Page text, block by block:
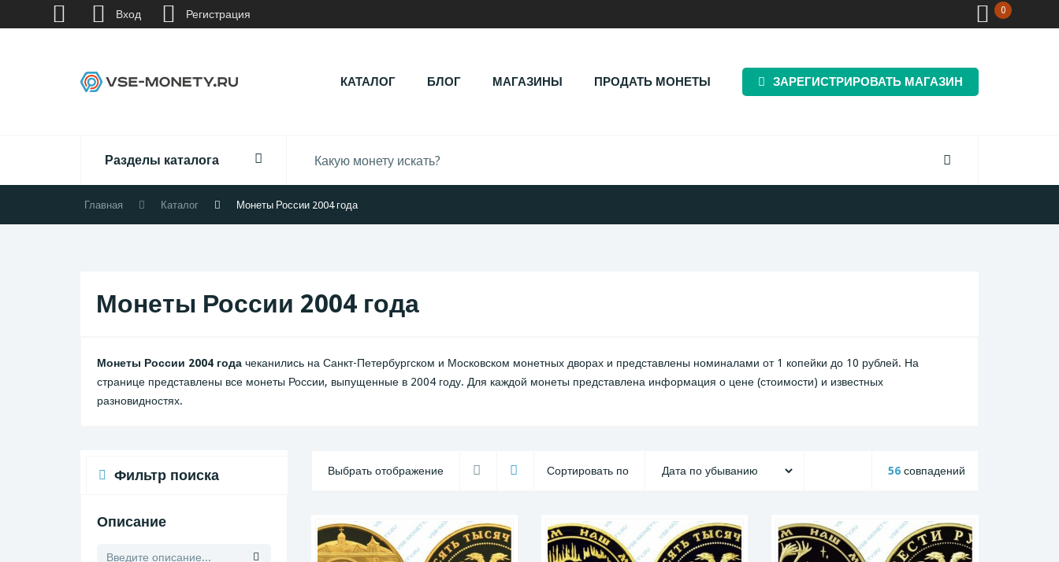
КАТАЛОГ БЛОГ МАГАЗИНЫ ПРОДАТЬ МОНЕТЫ ЗАРЕГИСТРИРОВАТЬ МАГАЗИН
Разделы каталога
Главная Каталог Монеты России 2004 года
Монеты России 2004 года
Монеты России 2004 года чеканились на Санкт-Петербургском и Московском монетных дворах и представлены номиналами от 1 копейки до 10 рублей. На
странице представлены все монеты России, выпущенные в 2004 году. Для каждой монеты представлена информация о цене (стоимости) и известных
разновидностях.
Фильтр поиска
Описание
Выбрать отображение Сортировать по 56 совпадений
Вход Регистрация 0